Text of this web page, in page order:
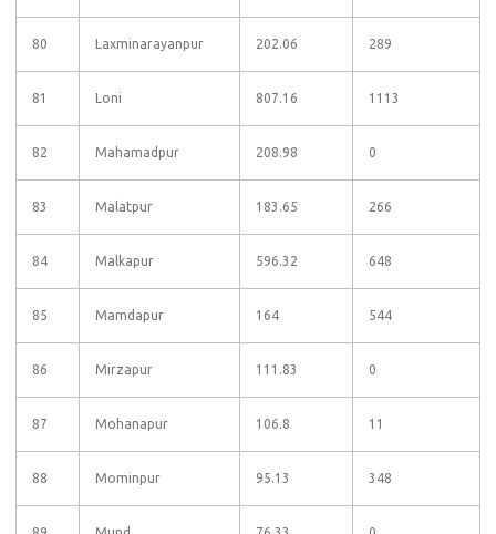
80 Laxminarayanpur 202.06 289
81 Loni 807.16 1113
82 Mahamadpur 208.98 0
83 Malatpur 183.65 266
84 Malkapur 596.32 648
85 Mamdapur 164 544
86 Mirzapur 111.83 0
87 Mohanapur 106.8 11
88 Mominpur 95.13 348